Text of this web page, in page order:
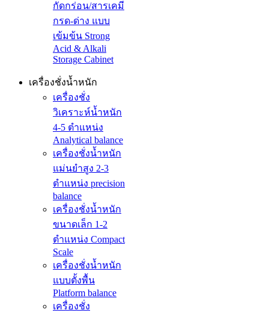
กัดกร่อน/สารเคมี
กรด-ด่าง แบบ
เข้มข้น Strong
Acid & Alkali
Storage Cabinet
เครื่องชั่งน้ำหนัก
เครื่องชั่ง
วิเคราะห์น้ำหนัก
4-5 ตำแหน่ง
Analytical balance
เครื่องชั่งน้ำหนัก
แม่นยำสูง 2-3
ตำแหน่ง precision
balance
เครื่องชั่งน้ำหนัก
ขนาดเล็ก 1-2
ตำแหน่ง Compact
Scale
เครื่องชั่งน้ำหนัก
แบบตั้งพื้น
Platform balance
เครื่องชั่ง